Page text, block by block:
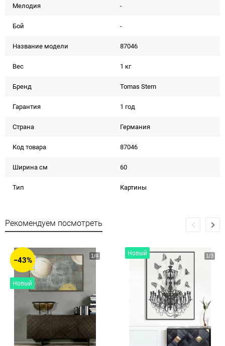
Мелодия -
Бой -
Название модели 87046
Вес 1 кг
Бренд Tomas Stern
Гарантия 1 год
Страна Германия
Код товара 87046
Ширина см 60
Тип Картины
Рекомендуем посмотреть
−43%
Новый
Новый